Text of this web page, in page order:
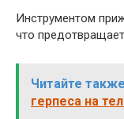
Инструментом
что
Читайте
герпеса на